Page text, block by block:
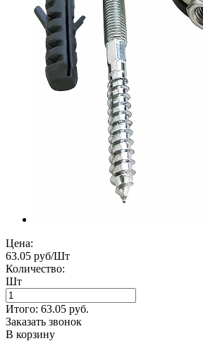
Цена:
63.05 руб/Шт
Количество:
Шт
Итого: 63.05 руб.
Заказать звонок
В корзину